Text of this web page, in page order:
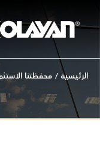
المحتوى
الرئيسية / محفظتنا